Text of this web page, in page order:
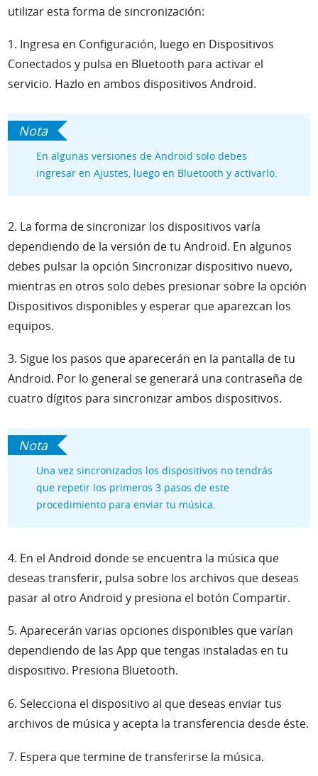
utilizar esta forma de sincronización:
1. Ingresa en Configuración, luego en Dispositivos
Conectados y pulsa en Bluetooth para activar el
servicio. Hazlo en ambos dispositivos Android.
En algunas versiones de Android solo debes
ingresar en Ajustes, luego en Bluetooth y activarlo.
2. La forma de sincronizar los dispositivos varía
dependiendo de la versión de tu Android. En algunos
debes pulsar la opción Sincronizar dispositivo nuevo,
mientras en otros solo debes presionar sobre la opción
Dispositivos disponibles y esperar que aparezcan los
equipos.
3. Sigue los pasos que aparecerán en la pantalla de tu
Android. Por lo general se generará una contraseña de
cuatro dígitos para sincronizar ambos dispositivos.
Una vez sincronizados los dispositivos no tendrás
que repetir los primeros 3 pasos de este
procedimiento para enviar tu música.
4. En el Android donde se encuentra la música que
deseas transferir, pulsa sobre los archivos que deseas
pasar al otro Android y presiona el botón Compartir.
5. Aparecerán varias opciones disponibles que varían
dependiendo de las App que tengas instaladas en tu
dispositivo. Presiona Bluetooth.
6. Selecciona el dispositivo al que deseas enviar tus
archivos de música y acepta la transferencia desde éste.
7. Espera que termine de transferirse la música.